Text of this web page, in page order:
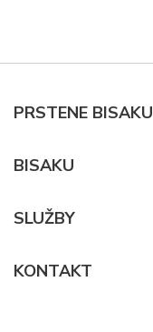
PRSTENE BISAKU
BISAKU
SLUŽBY
KONTAKT